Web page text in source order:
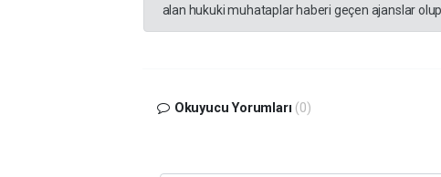
alan hukuki muhataplar haberi geçen ajanslar
Okuyucu Yorumları (0)